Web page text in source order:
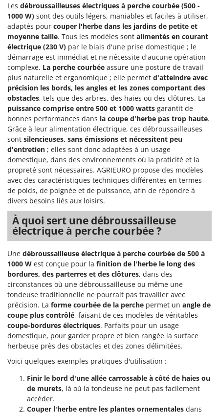
H
Haches - Cognées et Hachettes
Hachoirs à viande
Herses à Dents
Herses Rotatives
L
Lames à neige
Lames niveleuses pour tracteur
Lave-vitres
Lieuses électriques pour vignes
M
Machines à pâtes
Machines pour la transformation des fruits
Machines sous vide
Motobineuses
Motoculteurs
Motofaucheuses
Motopompes pour irrigation
Moulins à céréales électriques
Moulins à farine
N
Nettoyeurs et Balais à vapeur
Nettoyeurs haute pression
Nettoyeurs tapis, moquettes et tapisseries
Peignes vibreurs et Secoueurs à olives
Pelles rétros pour tracteur
Edilmark
Effeuno
Einhell
Elegen
Energy Gruppi
Enotecnica Pillan
Eschenfelder
EuroMech
Eurosystems
F
FAC
Fama Industrie
Famag
Famur
FARMER
FBC
Ferroni
Ferrua
FIAC
FIEM
Fimar
FINI
Fiorentini
Fiskars
Flymo
Fontana Forni
Forest Master
Les débroussailleuses électriques à perche courbée (500 -
1000 W) sont des outils légers, maniables et faciles à utiliser,
adaptés pour couper l'herbe dans les jardins de petite et
moyenne taille. Tous les modèles sont alimentés en courant
électrique (230 V) par le biais d'une prise domestique ; le
démarrage est immédiat et ne nécessite d'aucune opération
complexe. La perche courbée assure une posture de travail
plus naturelle et ergonomique ; elle permet d'atteindre avec
précision les bords, les angles et les zones comportant des
obstacles, tels que des arbres, des haies ou des clôtures. La
puissance comprise entre 500 et 1000 watts garantit de
bonnes performances dans la coupe d'herbe pas trop haute.
Grâce à leur alimentation électrique, ces débroussailleuses
sont silencieuses, sans émissions et nécessitent peu
d'entretien ; elles sont donc adaptées à un usage
domestique, dans des environnements où la praticité et la
propreté sont nécessaires. AGRIEURO propose des modèles
avec des caractéristiques techniques différentes en termes
de poids, de poignée et de puissance, afin de répondre à
divers besoins liés aux loisirs.
À quoi sert une débroussailleuse
électrique à perche courbée ?
Une débroussailleuse électrique à perche courbée de 500 à
1000 W est conçue pour la finition de l'herbe le long des
bordures, des parterres et des clôtures, dans des
circonstances où une débroussailleuse ou même une
tondeuse traditionnelle ne pourrait pas travailler avec
précision. La forme courbée de la perche permet un angle de
coupe plus contrôlé, faisant de ces modèles de véritables
coupe-bordures électriques. Parfaits pour un usage
domestique, pour garder propre et bien rangée la surface
herbeuse près des obstacles et des zones délimitées.
Voici quelques exemples pratiques d'utilisation :
Finir le bord d'une allée carrossable à côté de haies ou
de murets, là où la tondeuse ne peut pas facilement
accéder.
Couper l'herbe entre les plantes ornementales dans